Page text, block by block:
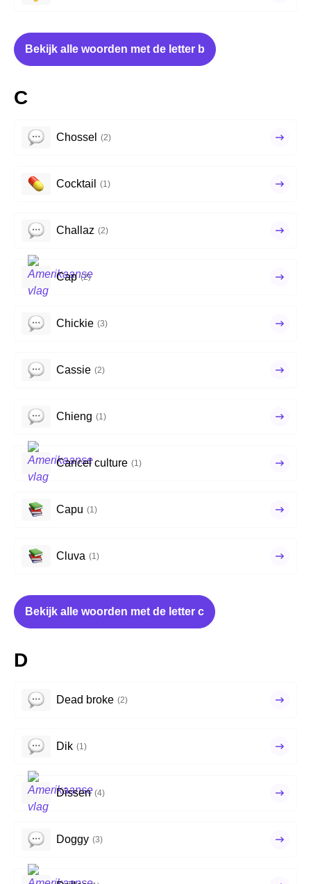
Bekijk alle woorden met de letter b
C
Chossel (2)
Cocktail (1)
Challaz (2)
Cap (2)
Chickie (3)
Cassie (2)
Chieng (1)
Cancel culture (1)
Capu (1)
Cluva (1)
Bekijk alle woorden met de letter c
D
Dead broke (2)
Dik (1)
Dissen (4)
Doggy (3)